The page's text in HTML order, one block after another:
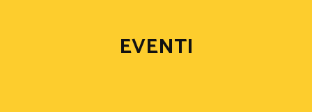
EVENTI